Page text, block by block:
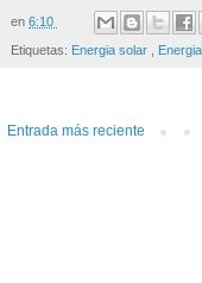
en 6:10
Etiquetas: Energia solar
Entrada más reciente